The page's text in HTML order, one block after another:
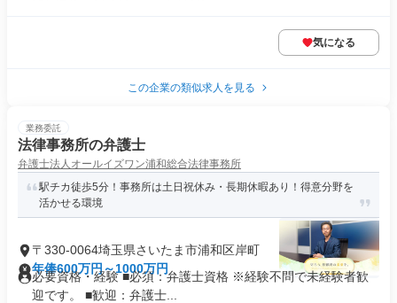
気になる
この企業の類似求人を見る
業務委託
法律事務所の弁護士
弁護士法人オールイズワン浦和総合法律事務所
駅チカ徒歩5分！事務所は土日祝休み・長期休暇あり！得意分野を
活かせる環境
〒330-0064埼玉県さいたま市浦和区岸町
年俸600万円～1000万円
必要資格・経験 ■必須：弁護士資格 ※経験不問で未経験者歓
迎です。 ■歓迎：弁護士...